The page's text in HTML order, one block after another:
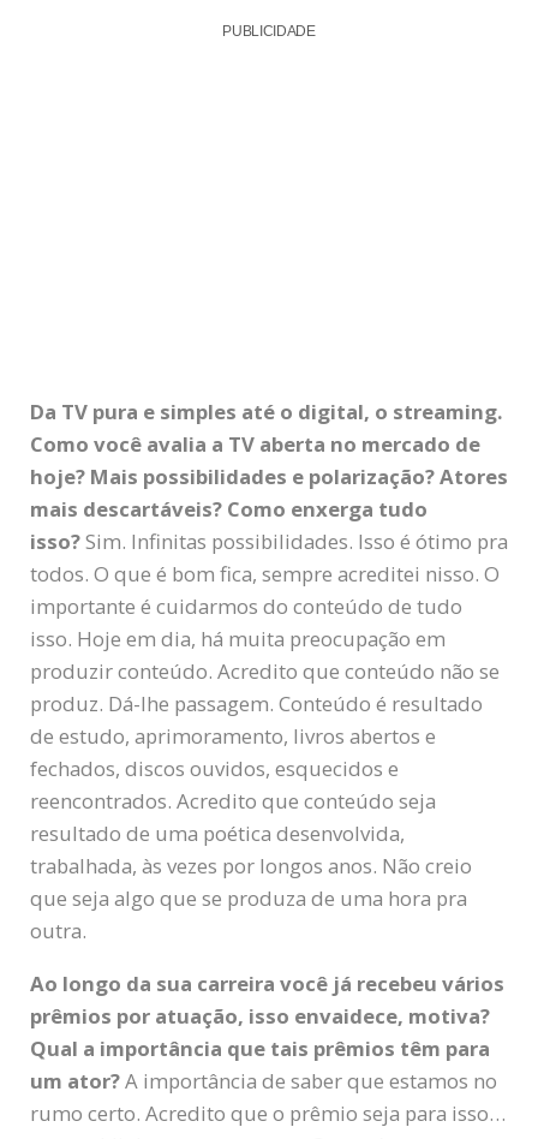
PUBLICIDADE
Da TV pura e simples até o digital, o streaming.
Como você avalia a TV aberta no mercado de
hoje? Mais possibilidades e polarização? Atores
mais descartáveis? Como enxerga tudo
isso?Sim. Infinitas possibilidades. Isso é ótimo pra
todos. O que é bom fica, sempre acreditei nisso. O
importante é cuidarmos do conteúdo de tudo
isso. Hoje em dia, há muita preocupação em
produzir conteúdo. Acredito que conteúdo não se
produz. Dá-lhe passagem. Conteúdo é resultado
de estudo, aprimoramento, livros abertos e
fechados, discos ouvidos, esquecidos e
reencontrados. Acredito que conteúdo seja
resultado de uma poética desenvolvida,
trabalhada, às vezes por longos anos. Não creio
que seja algo que se produza de uma hora pra
outra.
Ao longo da sua carreira você já recebeu vários
prêmios por atuação, isso envaidece, motiva?
Qual a importância que tais prêmios têm para
um ator?A importância de saber que estamos no
rumo certo. Acredito que o prêmio seja para isso…